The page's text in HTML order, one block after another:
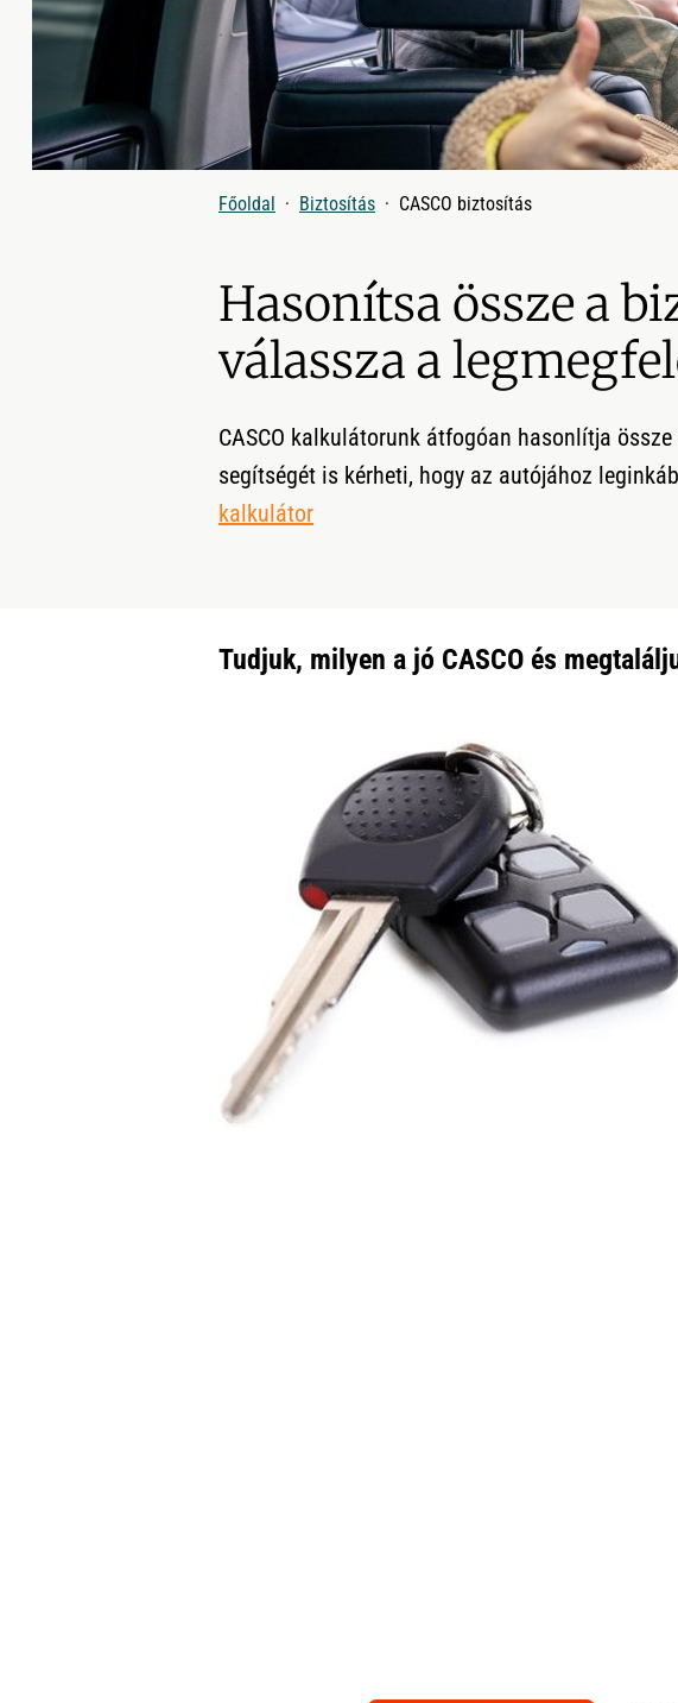
Főoldal Biztosítás CASCO biztosítás
Hasonítsa össze a
válassza a
CASCO kalkulátorunk átfogóan hasonlítja
segítségét is kérheti, hogy az autójához
kalkulátor
Tudjuk, milyen a jó CASCO és